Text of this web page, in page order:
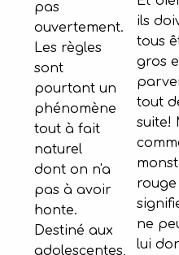
pas
ouvertement.
Les règles
sont
pourtant un
phénomène
tout à fait
naturel
dont on n'a
pas à avoir
honte.
Destiné aux
adolescentes,
ils
tous
gros
tout
suite!
rouge
ne
lui